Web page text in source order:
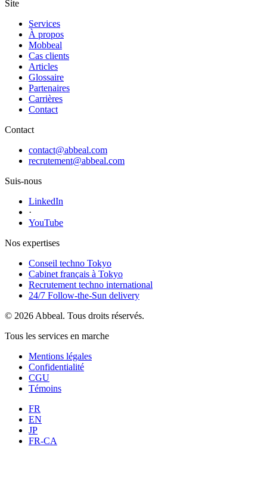
Site
Services
À propos
Mobbeal
Cas clients
Articles
Glossaire
Partenaires
Carrières
Contact
Contact
contact@abbeal.com
recrutement@abbeal.com
Suis-nous
LinkedIn
·
YouTube
Nos expertises
Conseil techno Tokyo
Cabinet français à Tokyo
Recrutement techno international
24/7 Follow-the-Sun delivery
© 2026 Abbeal. Tous droits réservés.
Tous les services en marche
Mentions légales
Confidentialité
CGU
Témoins
FR
EN
JP
FR-CA